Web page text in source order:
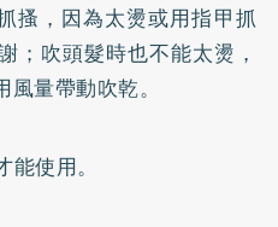
搔，因為太燙或用指甲抓
；吹頭髮時也不能太燙，
量帶動吹乾。
使用。